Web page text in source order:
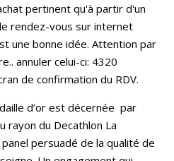
pertinent qu'à partir d'un
rendez-vous sur internet
une bonne idée. Attention par
annuler celui-ci: 4320
de confirmation du RDV.
d’or est décernée par
rayon du Decathlon La
persuadé de la qualité de